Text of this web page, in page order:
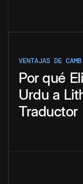
VENTAJAS DE
Por qué
Urdu a
Traductor